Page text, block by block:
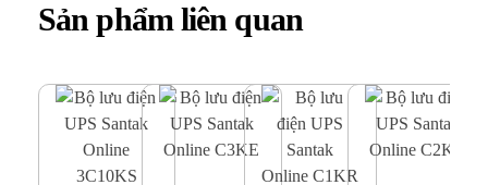
Sản phẩm liên quan